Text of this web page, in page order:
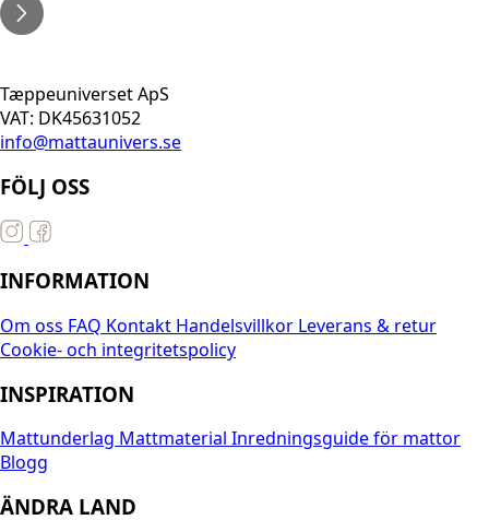
Tæppeuniverset ApS
VAT: DK45631052
info@mattaunivers.se
FÖLJ OSS
INFORMATION
Om oss FAQ Kontakt Handelsvillkor Leverans & retur
Cookie- och integritetspolicy
INSPIRATION
Mattunderlag Mattmaterial Inredningsguide för mattor
Blogg
ÄNDRA LAND